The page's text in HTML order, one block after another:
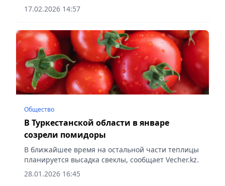
17.02.2026 14:57
Общество
В Туркестанской области в январе
созрели помидоры
В ближайшее время на остальной части теплицы
планируется высадка свеклы, сообщает Vecher.kz.
28.01.2026 16:45